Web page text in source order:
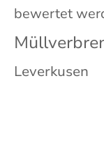
bewertet
Leverkusen